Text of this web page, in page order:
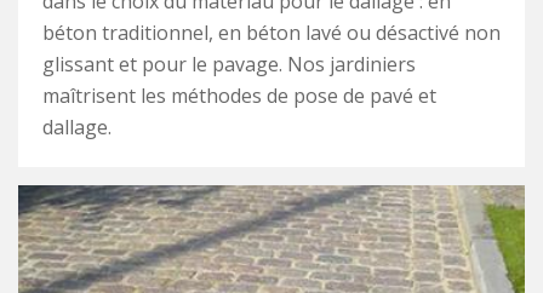
béton traditionnel, en béton lavé ou désactivé non
glissant et pour le pavage. Nos jardiniers
maîtrisent les méthodes de pose de pavé et
dallage.